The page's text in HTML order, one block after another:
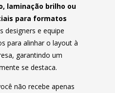
laminação brilho ou
para formatos
designers e equipe
para alinhar o layout à
garantindo um
se destaca.
não recebe apenas